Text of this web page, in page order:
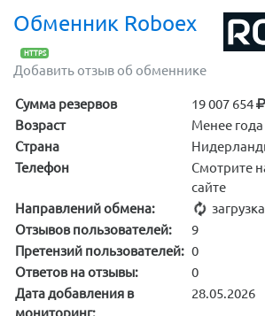
Обменник Roboex
HTTPS
Добавить отзыв об обменнике
Сумма резервов
19 007 654
Возраст
Менее года
Страна
Телефон
Смотрите
сайте
Направлений обмена:
загрузка
Отзывов пользователей:
9
Претензий пользователей: 0
Ответов на отзывы:
0
Дата добавления в
28.05.2026